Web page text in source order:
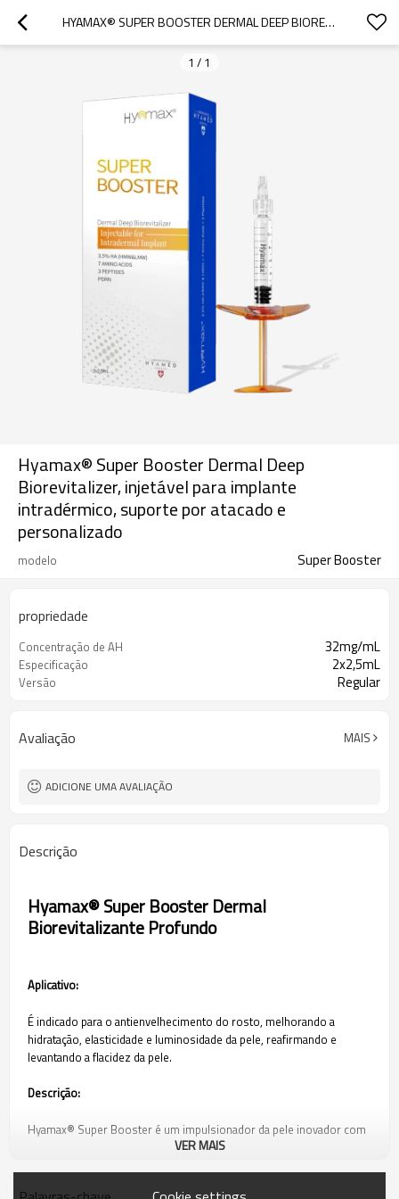
HYAMAX® SUPER BOOSTER DERMAL DEEP BIOREVITALIZER, INJETÁVEL PARA IMPLANTE INTRADÉRMICO, SUPORTE POR ATACADO E PERSONALIZADO
1 / 1
Hyamax® Super Booster Dermal Deep
Biorevitalizer, injetável para implante
intradérmico, suporte por atacado e
personalizado
modelo Super Booster
propriedade
Concentração de AH 32mg/mL
Especificação 2x2,5mL
Versão Regular
Avaliação MAIS
ADICIONE UMA AVALIAÇÃO
Descrição
Hyamax® Super Booster Dermal
Biorevitalizante Profundo
Aplicativo:
É indicado para o antienvelhecimento do rosto, melhorando a
hidratação, elasticidade e luminosidade da pele, reafirmando e
levantando a flacidez da pele.
Descrição:
Hyamax® Super Booster é um impulsionador da pele inovador com
uma fórmula potente de aminoácidos, peptídeos, ácido hialurônico
VER MAIS